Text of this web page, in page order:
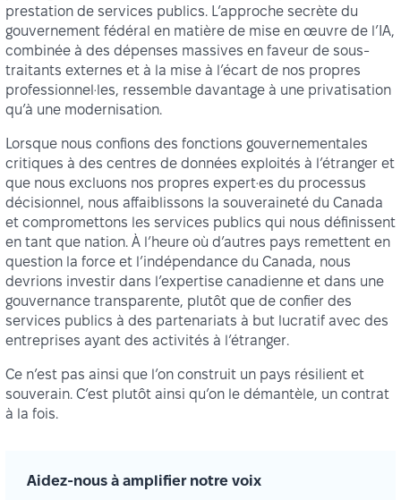
prestation de services publics. L’approche secrète du
gouvernement fédéral en matière de mise en œuvre de l’IA,
combinée à des dépenses massives en faveur de sous-
traitants externes et à la mise à l’écart de nos propres
professionnel·les, ressemble davantage à une privatisation
qu’à une modernisation.
Lorsque nous confions des fonctions gouvernementales
critiques à des centres de données exploités à l’étranger et
que nous excluons nos propres expert·es du processus
décisionnel, nous affaiblissons la souveraineté du Canada
et compromettons les services publics qui nous définissent
en tant que nation. À l’heure où d’autres pays remettent en
question la force et l’indépendance du Canada, nous
devrions investir dans l’expertise canadienne et dans une
gouvernance transparente, plutôt que de confier des
services publics à des partenariats à but lucratif avec des
entreprises ayant des activités à l’étranger.
Ce n’est pas ainsi que l’on construit un pays résilient et
souverain. C’est plutôt ainsi qu’on le démantèle, un contrat
à la fois.
Aidez-nous à amplifier notre voix